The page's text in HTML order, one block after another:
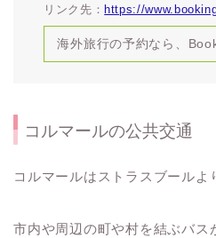
リンク先： https://
海外旅行の予約なら、
コルマールの公共交通
コルマールはストラスブールよ
市内や周辺の町や村を結ぶバス